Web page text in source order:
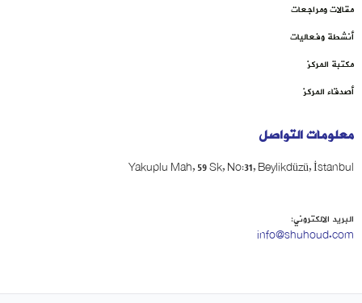
مقالات ومراجعات
أنشطة وفعاليات
مكتبة المركز
أصدقاء المركز
معلومات التواصل
Yakuplu Mah, 59 Sk, No:31, Beylikdüzü, İstanbul
البريد الالكتروني:
info@shuhoud.com